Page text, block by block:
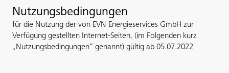
Nutzungsbedingungen
für die Nutzung der von EVN Energieservices GmbH zur
Verfügung gestellten Internet-Seiten, (im Folgenden kurz
„Nutzungsbedingungen“ genannt) gültig ab 05.07.2022